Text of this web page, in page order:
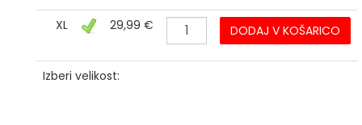
XL 29,99 € DODAJ V KOŠARICO
Izberi velikost: